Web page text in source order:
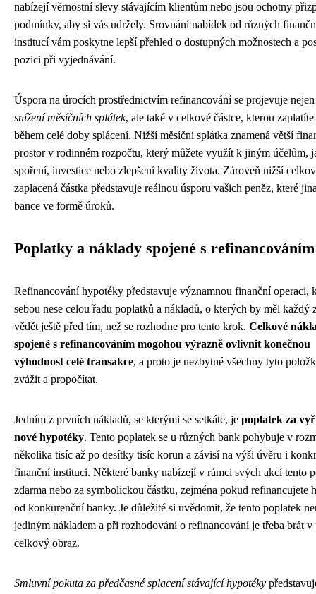
nabízejí věrnostní slevy stávajícím klientům nebo jsou ochotny
podmínky, aby si vás udržely. Srovnání nabídek od různých
institucí vám poskytne lepší přehled o dostupných možnostech a
pozici při vyjednávání.
Úspora na úrocích prostřednictvím refinancování se projevuje
snížení měsíčních splátek, ale také v celkové částce, kterou zaplatíte
během celé doby splácení. Nižší měsíční splátka znamená větší
prostor v rodinném rozpočtu, který můžete využít k jiným účelům,
spoření, investice nebo zlepšení kvality života. Zároveň nižší
zaplacená částka představuje reálnou úsporu vašich peněz, které
bance ve formě úroků.
Poplatky a náklady spojené s refinancováním
Refinancování hypotéky představuje významnou finanční operaci,
sebou nese celou řadu poplatků a nákladů, o kterých by měl každý
vědět ještě před tím, než se rozhodne pro tento krok. Celkové
spojené s refinancováním mogohou výrazně ovlivnit konečnou
výhodnost celé transakce, a proto je nezbytné všechny tyto
zvážit a propočítat.
Jedním z prvních nákladů, se kterými se setkáte, je poplatek za
nové hypotéky. Tento poplatek se u různých bank pohybuje v
několika tisíc až po desítky tisíc korun a závisí na výši úvěru i
finanční instituci. Některé banky nabízejí v rámci svých akcí tento
zdarma nebo za symbolickou částku, zejména pokud refinancujete
od konkurenční banky. Je důležité si uvědomit, že tento poplatek
jediným nákladem a při rozhodování o refinancování je třeba brát v
celkový obraz.
Smluvní pokuta za předčasné splacení stávající hypotéky